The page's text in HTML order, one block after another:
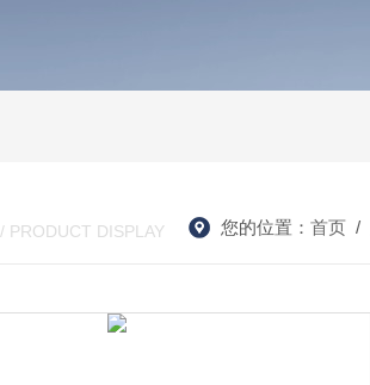
/ PRODUCT DISPLAY 您的位置： 首页/